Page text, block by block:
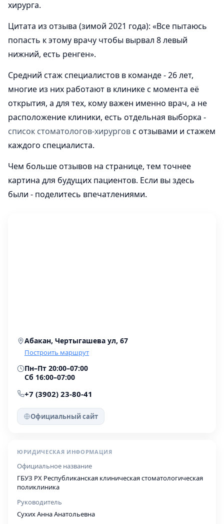
хирурга.
Цитата из отзыва (зимой 2021 года): «Все пытаюсь
попасть к этому врачу чтобы вырвал 8 левый
нижний, есть ренген».
Средний стаж специалистов в команде - 26 лет,
многие из них работают в клинике с момента её
открытия, а для тех, кому важен именно врач, а не
расположение клиники, есть отдельная выборка -
список стоматологов-хирурговс отзывами и стажем
каждого специалиста.
Чем больше отзывов на странице, тем точнее
картина для будущих пациентов. Если вы здесь
были - поделитесь впечатлениями.
Абакан, Чертыгашева ул, 67
Построить маршрут
Пн–Пт 20:00–07:00
Сб 16:00–07:00
+7 (3902) 23-80-41
Официальный сайт
ЮРИДИЧЕСКАЯ ИНФОРМАЦИЯ
Официальное название
ГБУЗ РХ Республиканская клиническая стоматологическая
поликлиника
Руководитель
Сухих Анна Анатольевна